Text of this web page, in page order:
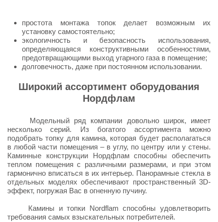
простота монтажа топок делает возможным их
установку самостоятельно;
экологичность и безопасность использования,
определяющаяся конструктивными особенностями,
предотвращающими выход угарного газа в помещение;
долговечность, даже при постоянном использовании.
Широкий ассортимент оборудования
Нордфлам
Модельный ряд компании довольно широк, имеет
несколько серий. Из богатого ассортимента можно
подобрать топку для камина, которая будет располагаться
в любой части помещения – в углу, по центру или у стены.
Каминные конструкции Нордфлам способны обеспечить
теплом помещения с различными размерами, и при этом
гармонично вписаться в их интерьер. Панорамные стекла в
отдельных моделях обеспечивают пространственный 3D-
эффект, погружая Вас в огненную пучину.
Камины и топки Nordflam способны удовлетворить
требования самых взыскательных потребителей.